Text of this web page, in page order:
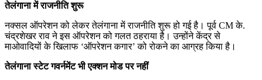
तेलंगाना में राजनीति शुरू
नक्सल ऑपरेशन को लेकर तेलंगाना में राजनीति शुरू हो गई है। पूर्व CM के.
चंद्रशेखर राव ने इस ऑपरेशन को गलत ठहराया है। उन्होंने केंद्र से
माओवादियों के खिलाफ ‘ऑपरेशन कगार’ को रोकने का आग्रह किया है।
तेलंगाना स्टेट गवर्नमेंट भी एक्शन मोड पर नहीं